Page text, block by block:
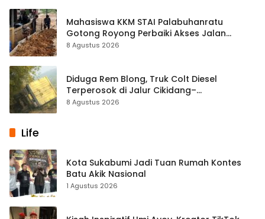
Mahasiswa KKM STAI Palabuhanratu
Gotong Royong Perbaiki Akses Jalan
Majelis Ta’lim di Sagaranten
8 Agustus 2026
Diduga Rem Blong, Truk Colt Diesel
Terperosok di Jalur Cikidang–
Palabuhanratu
8 Agustus 2026
Life
Kota Sukabumi Jadi Tuan Rumah Kontes
Batu Akik Nasional
1 Agustus 2026